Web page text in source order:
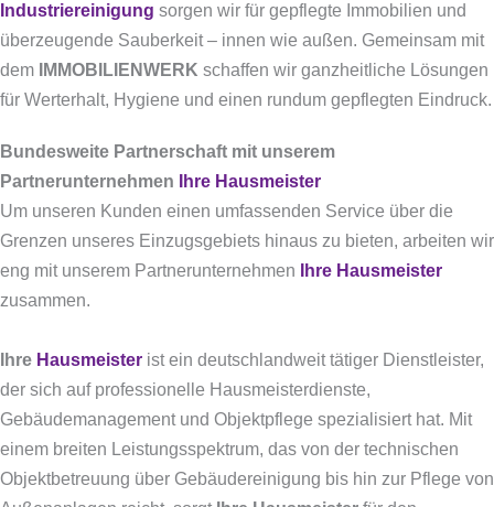
Industriereinigung sorgen wir für gepflegte Immobilien und
überzeugende Sauberkeit – innen wie außen. Gemeinsam mit
dem
IMMOBILIENWERK schaffen wir ganzheitliche Lösungen
für Werterhalt, Hygiene und einen rundum gepflegten Eindruck.
Bundesweite Partnerschaft mit unserem
Partnerunternehmen
Ihre Hausmeister
Um unseren Kunden einen umfassenden Service über die
Grenzen unseres Einzugsgebiets hinaus zu bieten, arbeiten wir
eng mit unserem Partnerunternehmen
Ihre Hausmeister
zusammen.
Ihre Hausmeister ist ein deutschlandweit tätiger Dienstleister,
der sich auf professionelle Hausmeisterdienste,
Gebäudemanagement und Objektpflege spezialisiert hat. Mit
einem breiten Leistungsspektrum, das von der technischen
Objektbetreuung über Gebäudereinigung bis hin zur Pflege von